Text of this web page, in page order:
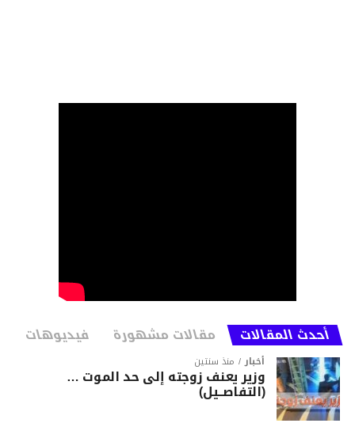
أحدث المقالات مقالات مشهورة فيديوهات
أخبار منذ سنتين
وزير يعنف زوجته إلى حد الموت …
(التفاصــيل)